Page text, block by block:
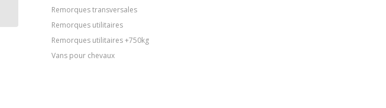
Remorques transversales
Remorques utilitaires
Remorques utilitaires +750kg
Vans pour chevaux
PORTES VELOS